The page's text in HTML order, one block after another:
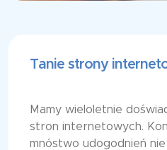
Tanie strony
Mamy wieloletnie
stron internetowych.
mnóstwo udogodnień nie